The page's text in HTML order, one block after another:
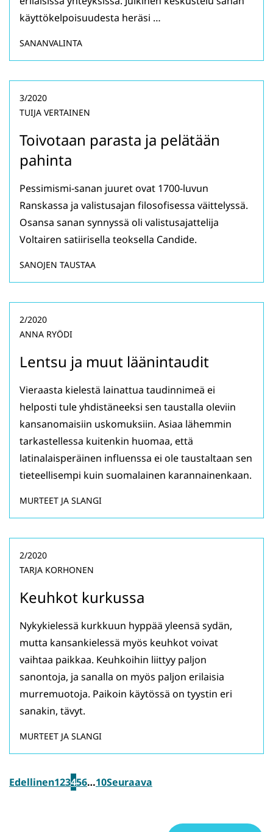
käyttökelpoisuudesta heräsi …
SANANVALINTA
Toivotaan parasta ja pelätään
pahinta
3/2020
TUIJA VERTAINEN
Pessimismi-sanan juuret ovat 1700-luvun
Ranskassa ja valistusajan filosofisessa väittelyssä.
Osansa sanan synnyssä oli valistusajattelija
Voltairen satiirisella teoksella Candide.
SANOJEN TAUSTAA
Lentsu ja muut läänintaudit
2/2020
ANNA RYÖDI
Vieraasta kielestä lainattua taudinnimeä ei
helposti tule yhdistäneeksi sen taustalla oleviin
kansanomaisiin uskomuksiin. Asiaa lähemmin
tarkastellessa kuitenkin huomaa, että
latinalaisperäinen influenssa ei ole taustaltaan sen
tieteellisempi kuin suomalainen karannainenkaan.
MURTEET JA SLANGI
Keuhkot kurkussa
2/2020
TARJA KORHONEN
Nykykielessä kurkkuun hyppää yleensä sydän,
mutta kansankielessä myös keuhkot voivat
vaihtaa paikkaa. Keuhkoihin liittyy paljon
sanontoja, ja sanalla on myös paljon erilaisia
murremuotoja. Paikoin käytössä on tyystin eri
sanakin, tävyt.
MURTEET JA SLANGI
Edellinen123456…10Seuraava